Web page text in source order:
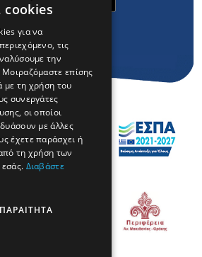
FRENCH
BULGARIAN
ROMANIAN
TURKISH
cookies
για να
τις
την
επίσης
με τη χρήση του
συνεργάτες
οι οποίοι
με άλλες
έχετε παράσχει ή
τη χρήση των
Διαβάστε